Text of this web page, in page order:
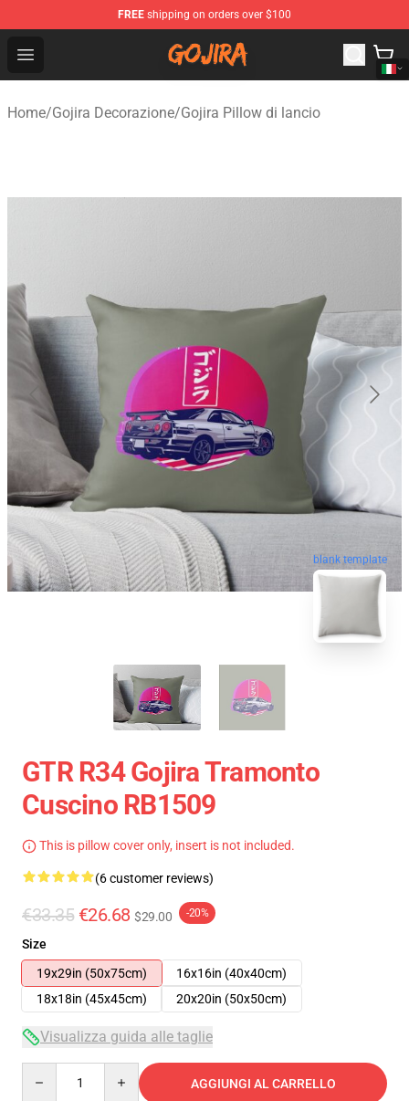
FREE shipping on orders over $100
Open menu
Gojira Shop - Official Gojira Merchandise Store
Home/Gojira Decorazione/Gojira Pillow di lancio
blank template
GTR R34 Gojira Tramonto
Cuscino RB1509
This is pillow cover only, insert is not included.
(6 customer reviews)
€33.35 €26.68 $29.00 -20%
Size
19x29in (50x75cm)
16x16in (40x40cm)
18x18in (45x45cm)
20x20in (50x50cm)
Visualizza guida alle taglie
AGGIUNGI AL CARRELLO